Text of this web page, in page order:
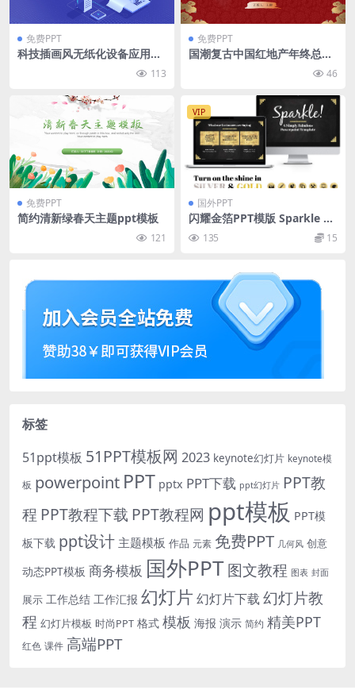
免费PPT
科技插画风无纸化设备应用报
113
免费PPT
国潮复古中国红地产年终总结
46
免费PPT
简约清新绿春天主题ppt模板
121
VIP
国外PPT
闪耀金箔PPT模版 Sparkle G
old Foil PPT Templates
135 15
标签
51ppt模板 51PPT模板网 2023 keynote幻灯片 keynote模
板 powerpoint PPT pptx PPT下载 ppt幻灯片 PPT教
程 PPT教程下载 PPT教程网 ppt模板 PPT模
板下载 ppt设计 主题模板 作品 元素 免费PPT 几何风 创意
动态PPT模板 商务模板 国外PPT图文教程 图表 封面
展示 工作总结 工作汇报 幻灯片 幻灯片下载 幻灯片教
程 幻灯片模板 时尚PPT 格式 模板 海报 演示 简约 精美PPT
红色 课件 高端PPT